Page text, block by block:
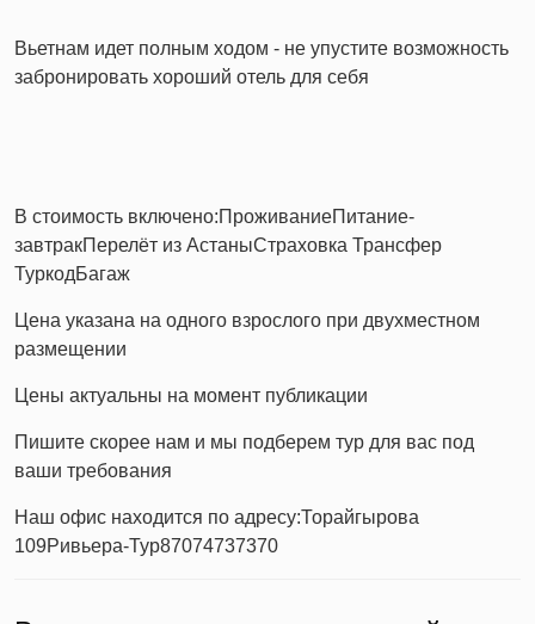
Вьетнам идет полным ходом - не упустите возможность
забронировать хороший отель для себя
В стоимость включено:ПроживаниеПитание-
завтракПерелёт из Астаны️Страховка Трансфер
ТуркодБагаж
​Цена указана на одного взрослого при двухместном
размещении
️Цены актуальны на момент публикации
Пишите скорее нам и мы подберем тур для вас под
ваши требования
Наш офис находится по адресу:Торайгырова
109Ривьера-Тур87074737370